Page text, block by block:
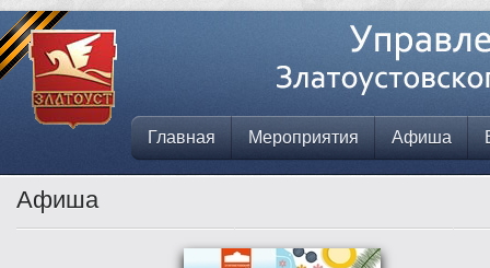
Главная Мероприятия Афиша
Афиша